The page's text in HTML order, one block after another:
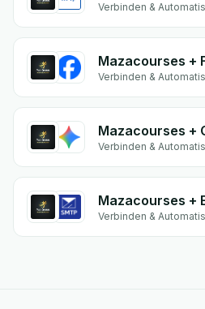
Verbinden &
Mazacourses +
Verbinden &
Mazacourses +
Verbinden &
Mazacourses +
Verbinden &